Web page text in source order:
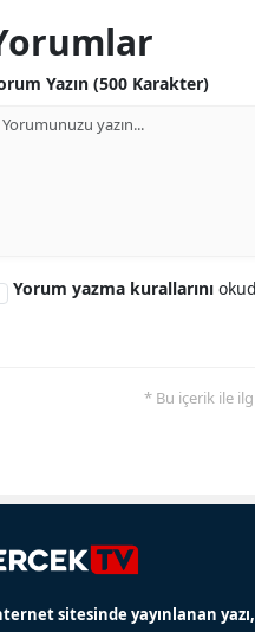
Yazın (500 Karakter)
Yorum yazma kurallarını
* Bu içerik ile
sitesinde yayınlanan